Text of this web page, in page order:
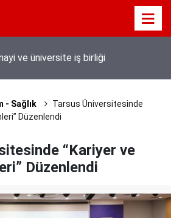
- Sağlık
Tarsus Üniversitesinde
Düzenlendi
“Kariyer ve
Düzenlendi